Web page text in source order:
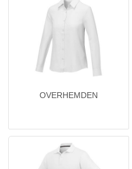
OVERHEMDEN